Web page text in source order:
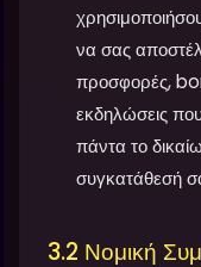
να σας
προσφορές,
εκδηλώσεις
πάντα το
συγκατάθεσή
3.2 Νομική